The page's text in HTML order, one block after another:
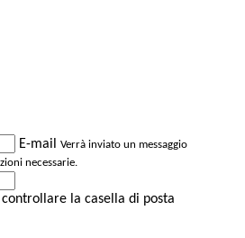
E-mail Verrà inviato un messaggio
necessarie.
la casella di posta